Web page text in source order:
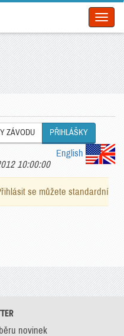
ZÁVODU PŘIHLÁŠKY
English
10:00:00
se můžete standardní
novinek